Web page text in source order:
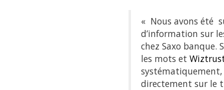
« Nous avons été
d’information sur
chez Saxo banque.
les mots et
systématiquement,
directement sur le